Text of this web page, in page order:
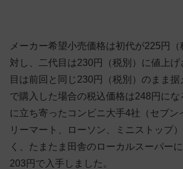
メーカー希望小売価格は初代が225円
対し、二代目は230円（税別）に値上
目は前回と同じ230円（税別）のまま据
で購入した場合の税込価格は248円に
に立ち寄ったコンビニ大手4社（セブン
リーマート、ローソン、ミニストップ
く、たまたま田舎のローカルスーパー
203円で入手しました。